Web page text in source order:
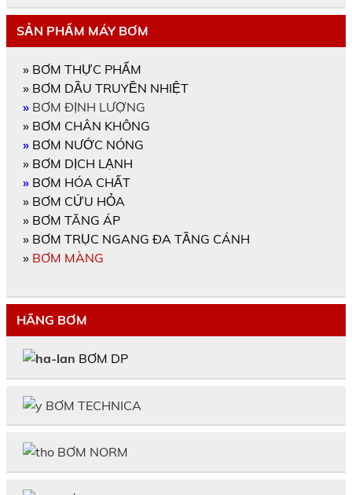
SẢN PHẨM MÁY BƠM
» BƠM THỰC PHẨM
» BƠM DẦU TRUYỀN NHIỆT
»BƠM ĐỊNH LƯỢNG
» BƠM CHÂN KHÔNG
» BƠM NƯỚC NÓNG
» BƠM DỊCH LẠNH
» BƠM HÓA CHẤT
» BƠM CỨU HỎA
» BƠM TĂNG ÁP
» BƠM TRỤC NGANG ĐA TẦNG CÁNH
» BƠM MÀNG
HÃNG BƠM
BƠM DP
BƠM TECHNICA
BƠM NORM